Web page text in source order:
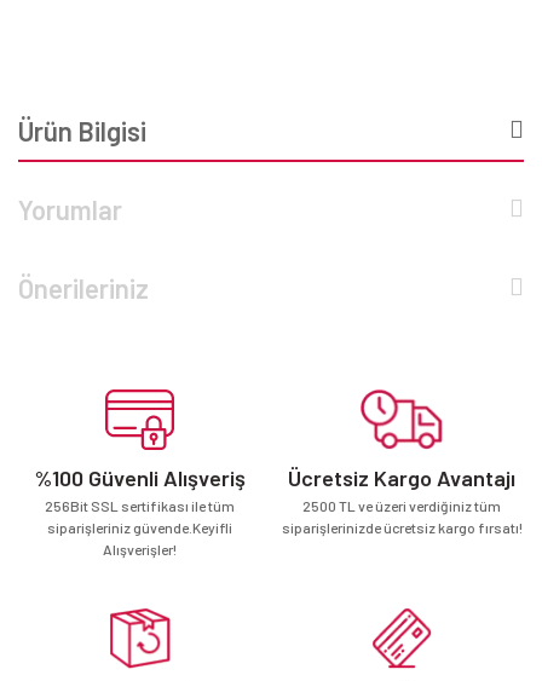
Ürün Bilgisi
Yorumlar
Önerileriniz
%100 Güvenli Alışveriş
256Bit SSL sertifikası ile tüm
siparişleriniz güvende.Keyifli
Alışverişler!
Ücretsiz Kargo Avantajı
2500 TL ve üzeri verdiğiniz tüm
siparişlerinizde ücretsiz kargo fırsatı!